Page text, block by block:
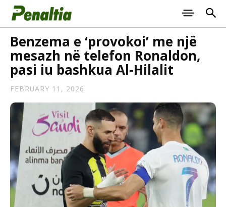
Benzema e ‘provokoi’ me një
mesazh në telefon Ronaldon,
pasi iu bashkua Al-Hilalit
FEBRUARY 11, 2026